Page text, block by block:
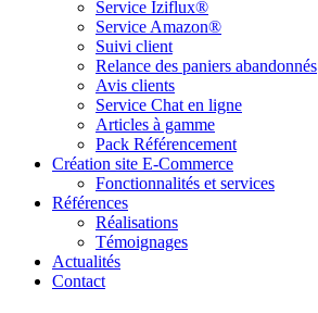
Service Iziflux®
Service Amazon®
Suivi client
Relance des paniers abandonnés
Avis clients
Service Chat en ligne
Articles à gamme
Pack Référencement
Création site E-Commerce
Fonctionnalités et services
Références
Réalisations
Témoignages
Actualités
Contact